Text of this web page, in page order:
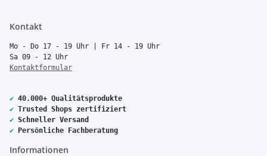
Kontakt
Mo - Do 17 - 19 Uhr | Fr 14 - 19 Uhr
Sa 09 - 12 Uhr
Kontaktformular
✔ 40.000+ Qualitätsprodukte
✔ Trusted Shops zertifiziert
✔ Schneller Versand
✔ Persönliche Fachberatung
Informationen